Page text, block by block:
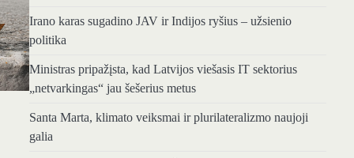
Irano karas sugadino JAV ir Indijos ryšius – užsienio
politika
Ministras pripažįsta, kad Latvijos viešasis IT sektorius
„netvarkingas“ jau šešerius metus
Santa Marta, klimato veiksmai ir plurilateralizmo naujoji
galia